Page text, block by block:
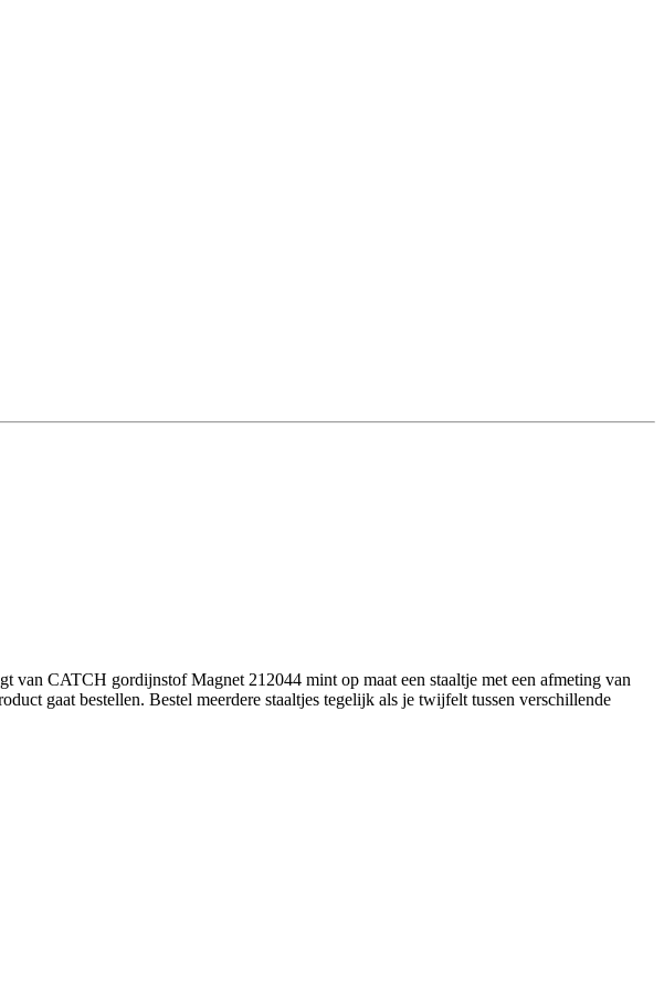
CATCH gordijnstof Magnet 212044 mint op maat een staaltje met een afmeting van
gaat bestellen. Bestel meerdere staaltjes tegelijk als je twijfelt tussen verschillende